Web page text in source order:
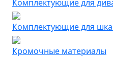
Комплектующие для
Комплектующие для
Кромочные материалы